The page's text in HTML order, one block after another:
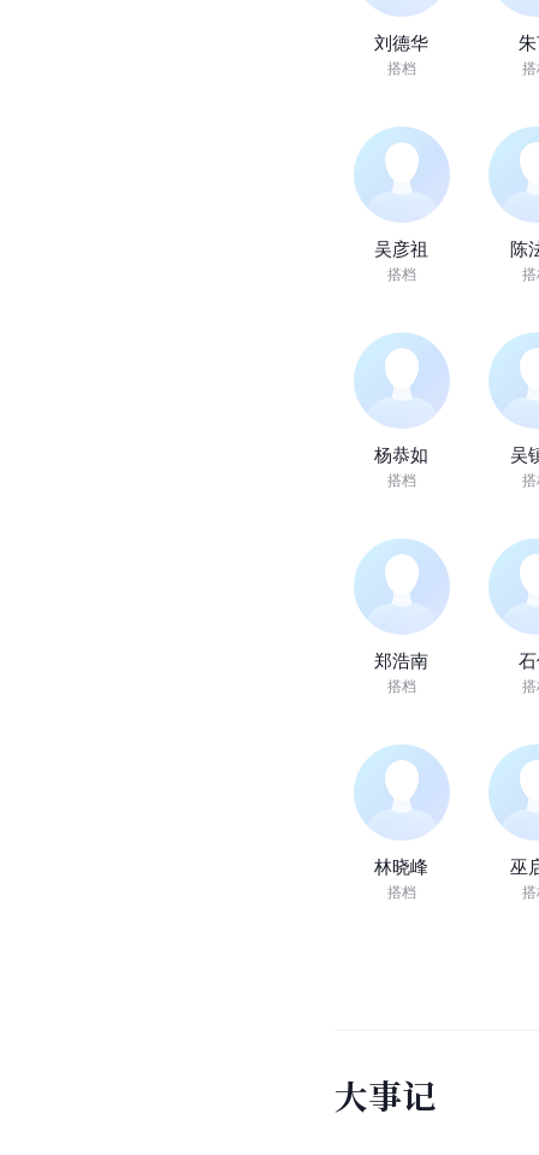
刘德华
搭档
吴彦祖
搭档
陈
杨恭如
搭档
吴
郑浩南
搭档
林晓峰
搭档
巫
大事记